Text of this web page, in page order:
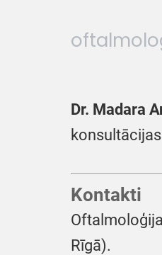
Dr. Madara
Kontakti
Rīgā).